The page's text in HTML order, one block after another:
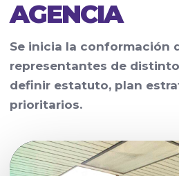
AGENCIA
Se inicia la conformación
representantes de
definir estatuto, plan
prioritarios.